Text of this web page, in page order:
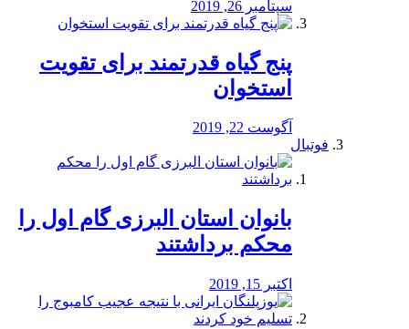
سپتامبر 26, 2019
پنج گیاه قدرتمند برای تقویت
استخوان
آگوست 22, 2019
فوتبال
بانوان استان البرزی گام اول را
محكم برداشتند
اکتبر 15, 2019